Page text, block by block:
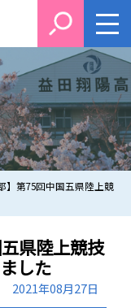
】第75回中国五県陸上競
県陸上競技
した
2021年08月27日